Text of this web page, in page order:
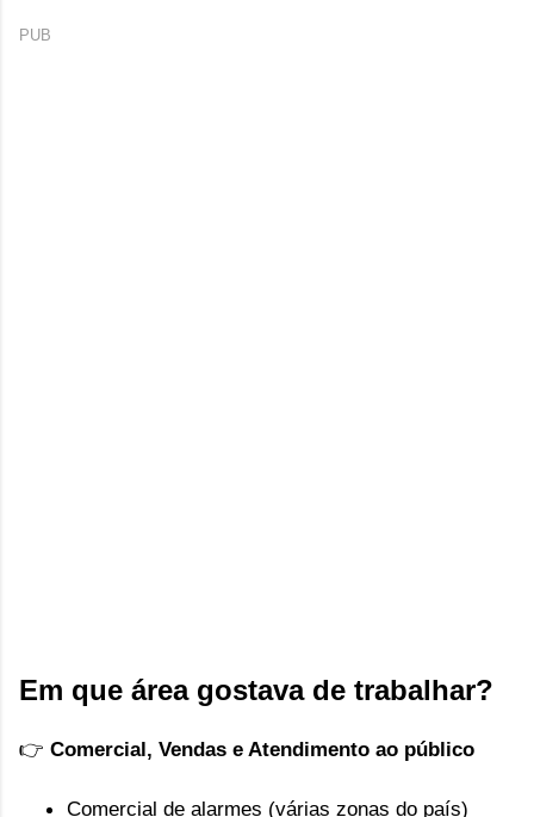
PUB
Em que área gostava de trabalhar?
👉 Comercial, Vendas e Atendimento ao público
Comercial de alarmes (várias zonas do país)